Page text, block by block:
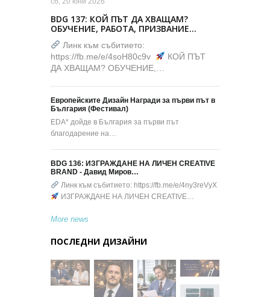
BDG 137: КОЙ ПЪТ ДА ХВАЩАМ?
ОБУЧЕНИЕ, РАБОТА, ПРИЗВАНИЕ…
Линк към събитието:
https://fb.me/e/4soH80c9v
КОЙ ПЪТ
ДА ХВАЩАМ? ОБУЧЕНИЕ,…
Европейските Дизайн Награди за първи път в
България (Фестивал)
EDA* дойде в България за първи път
благодарение на…
BDG 136: ИЗГРАЖДАНЕ НА ЛИЧЕН CREATIVE
BRAND - Давид Миров…
Линк към събитието: https://fb.me/e/4ny3reVyX
ИЗГРАЖДАНЕ НА ЛИЧЕН CREATIVE…
More news
ПОСЛЕДНИ ДИЗАЙНИ